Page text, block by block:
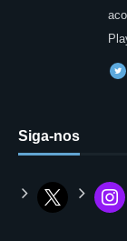
Siga-nos